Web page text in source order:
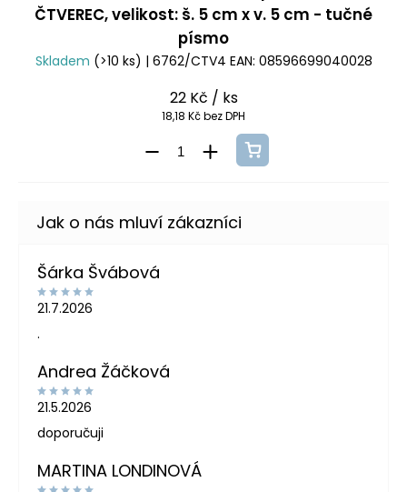
ČTVEREC, velikost: š. 5 cm x v. 5 cm - tučné
písmo
Skladem (>10 ks) | 6762/CTV4 EAN: 08596699040028
22 Kč / ks
18,18 Kč bez DPH
Šárka Švábová
21.7.2026
.
Andrea Žáčková
21.5.2026
doporučuji
MARTINA LONDINOVÁ